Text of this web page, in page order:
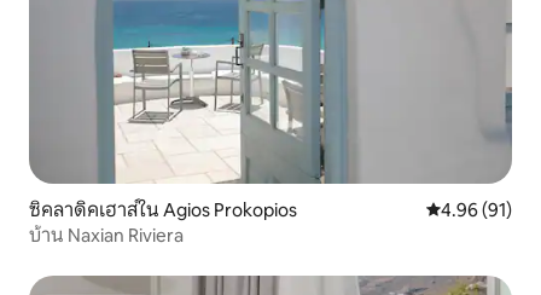
ซิคลาดิคเฮาส์ใน Agios Prokopios คะแนนเฉลี่ย
4.96 (91)
บ้าน Naxian Riviera